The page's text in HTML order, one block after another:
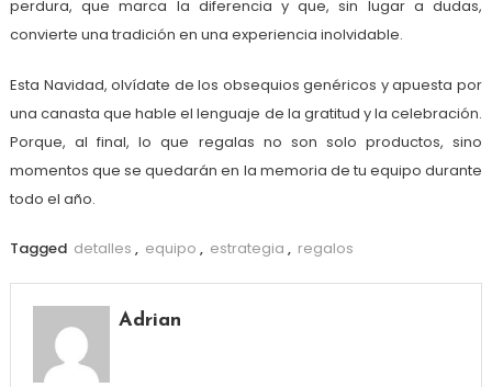
perdura, que marca la diferencia y que, sin lugar a dudas,
convierte una tradición en una experiencia inolvidable.
Esta Navidad, olvídate de los obsequios genéricos y apuesta por
una canasta que hable el lenguaje de la gratitud y la celebración.
Porque, al final, lo que regalas no son solo productos, sino
momentos que se quedarán en la memoria de tu equipo durante
todo el año.
Tagged detalles , equipo , estrategia , regalos
Adrian